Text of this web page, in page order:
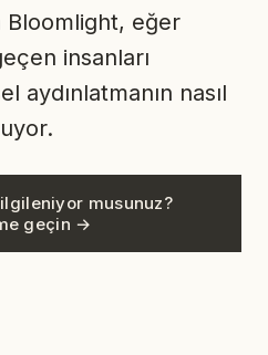
Bloomlight, eğer
insanları
aydınlatmanın nasıl
musunuz?
geçin →